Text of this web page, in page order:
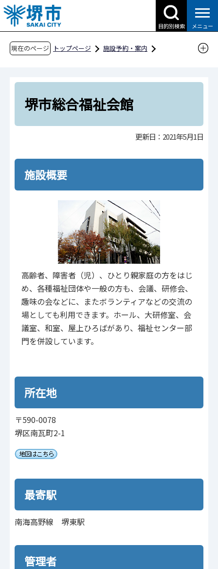
こ
の
ペ
目的別検索 メニュー
現在のページ トップページ
施設予約・案内
堺市総合福祉会館
堺市総合福祉会館
更新日：2021年5月1日
施設概要
高齢者、障害者（児）、ひとり親家庭の方をはじ
め、各種福祉団体や一般の方も、会議、研修会、
趣味の会などに、またボランティアなどの交流の
場としても利用できます。ホール、大研修室、会
議室、和室、屋上ひろばがあり、福祉センター部
門を併設しています。
所在地
〒590-0078
堺区南瓦町2-1
最寄駅
南海高野線 堺東駅
管理者